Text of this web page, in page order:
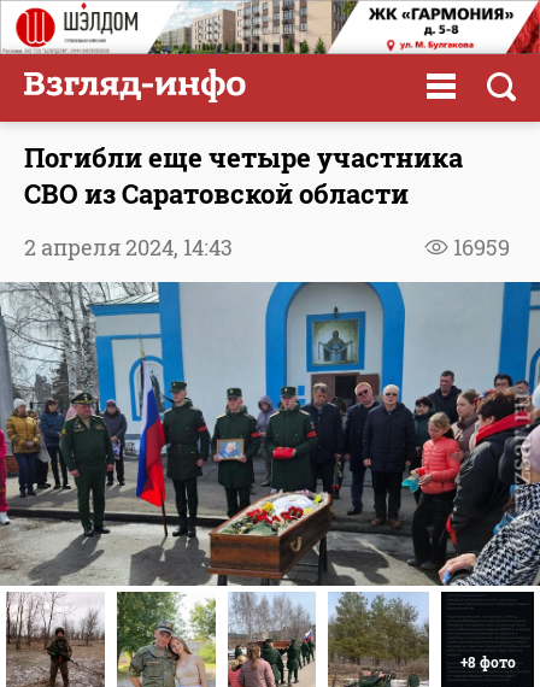
Погибли еще четыре участника
СВО из Саратовской области
16959
2 апреля 2024, 14:43
+8 фото